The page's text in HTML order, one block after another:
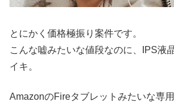
とにかく価格極振り案件です。
こんな嘘みたいな値段なのに、IPS液
イキ。
AmazonのFireタブレットみたいな専